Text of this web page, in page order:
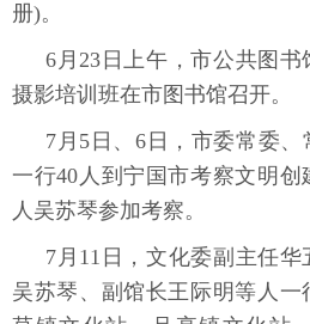
册)。
6月23日上午，市公共图
摄影培训班在市图书馆召开。
7月5日、6日，市委常委
一行40人到宁国市考察文明
人吴苏琴参加考察。
7月11日，文化委副主任
吴苏琴、副馆长王际明等人